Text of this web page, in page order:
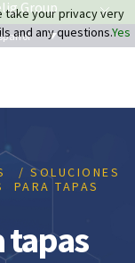
Group
/ SOLUCIONES
PARA TAPAS
tapas
take your privacy very
and any questions.Yes